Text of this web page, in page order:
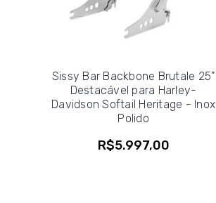
Sissy Bar Backbone Brutale 25"
Destacável para Harley-
Davidson Softail Heritage - Inox
Polido
R$5.997,00